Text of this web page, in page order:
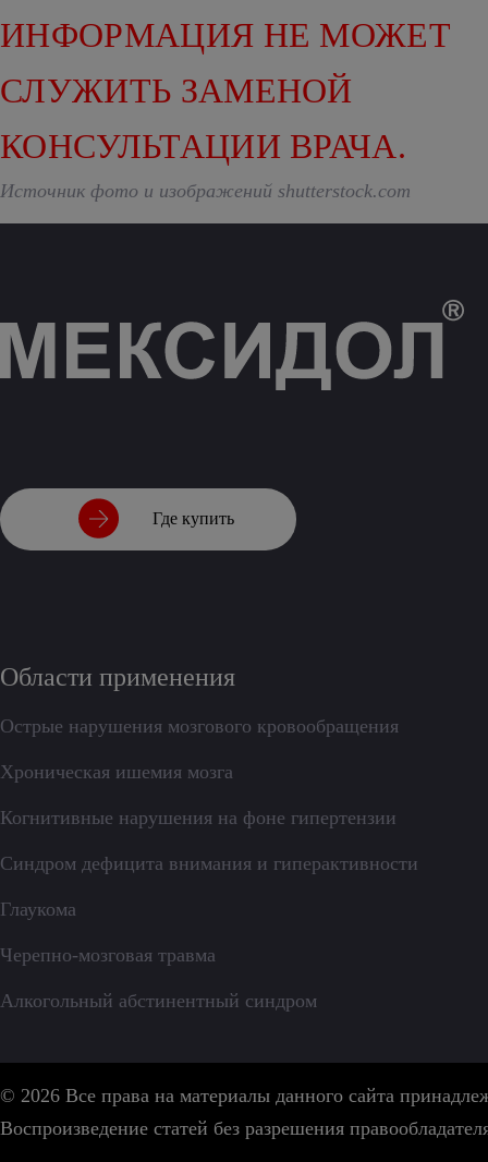
ИНФОРМАЦИЯ НЕ МОЖЕТ
СЛУЖИТЬ ЗАМЕНОЙ
КОНСУЛЬТАЦИИ ВРАЧА.
Источник фото и изображений shutterstock.com
Где купить
Области применения
Острые нарушения мозгового кровообращения
Хроническая ишемия мозга
Когнитивные нарушения на фоне гипертензии
Синдром дефицита внимания и гиперактивности
Глаукома
Черепно-мозговая травма
Алкогольный абстинентный синдром
© 2026 Все права на материалы данного сайта
Воспроизведение статей без разрешения